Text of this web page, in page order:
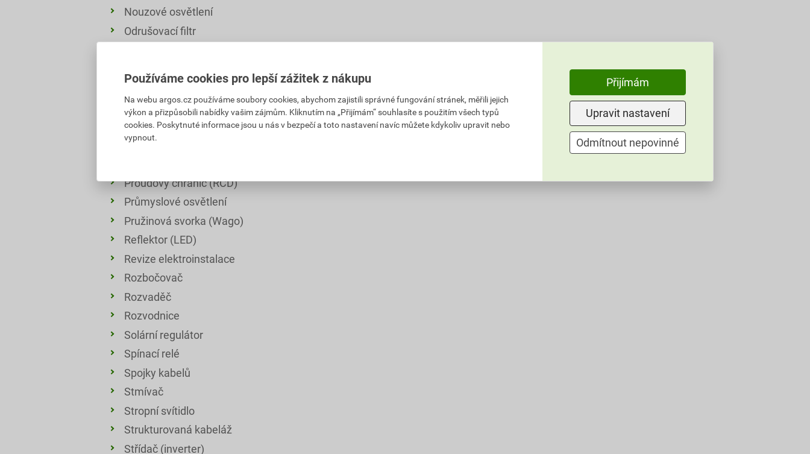
Nouzové osvětlení
Odrušovací filtr
Patch panel
Pohybový senzor
Pojistka
Proudový chránič (RCD)
Průmyslové osvětlení
Pružinová svorka (Wago)
Reflektor (LED)
Revize elektroinstalace
Rozbočovač
Rozvaděč
Rozvodnice
Solární regulátor
Spínací relé
Spojky kabelů
Stmívač
Stropní svítidlo
Strukturovaná kabeláž
Střídač (inverter)
Používáme cookies pro lepší zážitek z nákupu
Na webu argos.cz používáme soubory cookies, abychom zajistili správné fungování stránek, měřili jejich
výkon a přizpůsobili nabídky vašim zájmům. Kliknutím na „Přijímám“ souhlasíte s použitím všech typů
cookies. Poskytnuté informace jsou u nás v bezpečí a toto nastavení navíc můžete kdykoliv upravit nebo
vypnout.
Přijímám
Upravit nastavení
Odmítnout nepovinné